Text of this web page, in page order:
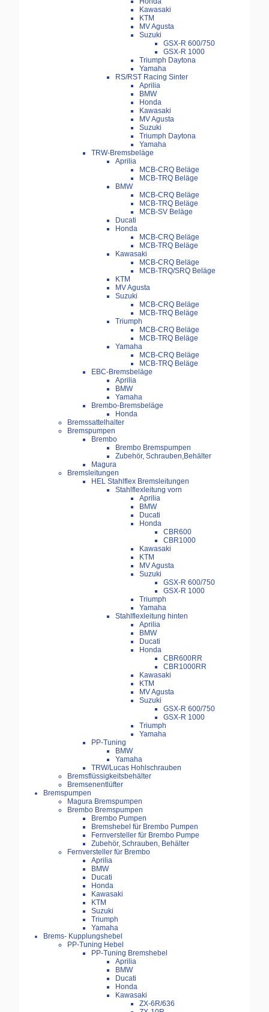
Kawasaki
KTM
MV Agusta
Suzuki
GSX-R 600/750
GSX-R 1000
Triumph Daytona
Yamaha
RS/RST Racing Sinter
Aprilia
BMW
Honda
Kawasaki
MV Agusta
Suzuki
Triumph Daytona
Yamaha
TRW-Bremsbeläge
Aprilia
MCB-CRQ Beläge
MCB-TRQ Beläge
BMW
MCB-CRQ Beläge
MCB-TRQ Beläge
MCB-SV Beläge
Ducati
Honda
MCB-CRQ Beläge
MCB-TRQ Beläge
Kawasaki
MCB-CRQ Beläge
MCB-TRQ/SRQ Beläge
KTM
MV Agusta
Suzuki
MCB-CRQ Beläge
MCB-TRQ Beläge
Triumph
MCB-CRQ Beläge
MCB-TRQ Beläge
Yamaha
MCB-CRQ Beläge
MCB-TRQ Beläge
EBC-Bremsbeläge
Aprilia
BMW
Yamaha
Brembo-Bremsbeläge
Honda
Bremssattelhalter
Bremspumpen
Brembo
Brembo Bremspumpen
Zubehör, Schrauben,Behälter
Magura
Bremsleitungen
HEL Stahlflex Bremsleitungen
Stahlflexleitung vorn
Aprilia
BMW
Ducati
Honda
CBR600
CBR1000
Kawasaki
KTM
MV Agusta
Suzuki
GSX-R 600/750
GSX-R 1000
Triumph
Yamaha
Stahlflexleitung hinten
Aprilia
BMW
Ducati
Honda
CBR600RR
CBR1000RR
Kawasaki
KTM
MV Agusta
Suzuki
GSX-R 600/750
GSX-R 1000
Triumph
Yamaha
PP-Tuning
BMW
Yamaha
TRW/Lucas Hohlschrauben
Bremsflüssigkeitsbehälter
Bremsenentlüfter
Bremspumpen
Magura Bremspumpen
Brembo Bremspumpen
Brembo Pumpen
Bremshebel für Brembo Pumpen
Fernversteller für Brembo Pumpe
Zubehör, Schrauben, Behälter
Fernversteller für Brembo
Aprilia
BMW
Ducati
Honda
Kawasaki
KTM
Suzuki
Triumph
Yamaha
Brems- Kupplungshebel
PP-Tuning Hebel
PP-Tuning Bremshebel
Aprilia
BMW
Ducati
Honda
Kawasaki
ZX-6R/636